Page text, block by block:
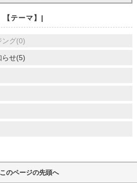
【テーマ】|
ング(0)
らせ(5)
このページの先頭へ